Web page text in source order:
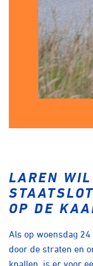
LAREN
OP DE
Als op woensdag
door de straten en
knallen, is er voor